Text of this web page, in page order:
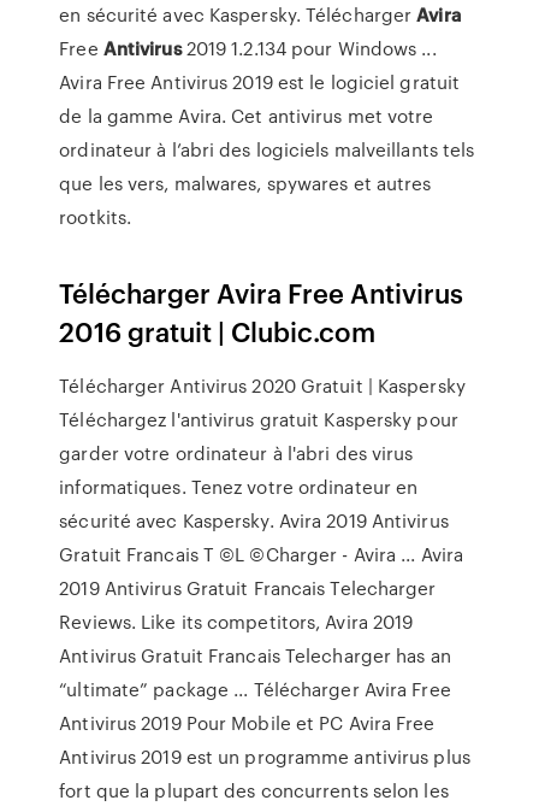
en sécurité avec Kaspersky. TéléchargerAvira
Free Antivirus2019 1.2.134 pour Windows ...
Avira Free Antivirus 2019 est le logiciel gratuit
de la gamme Avira. Cet antivirus met votre
ordinateur à l’abri des logiciels malveillants tels
que les vers, malwares, spywares et autres
rootkits.
Télécharger Avira Free Antivirus
2016 gratuit | Clubic.com
Télécharger Antivirus 2020 Gratuit | Kaspersky
Téléchargez l'antivirus gratuit Kaspersky pour
garder votre ordinateur à l'abri des virus
informatiques. Tenez votre ordinateur en
sécurité avec Kaspersky. Avira 2019 Antivirus
Gratuit Francais T ©L ©Charger - Avira ... Avira
2019 Antivirus Gratuit Francais Telecharger
Reviews. Like its competitors, Avira 2019
Antivirus Gratuit Francais Telecharger has an
“ultimate” package ... Télécharger Avira Free
Antivirus 2019 Pour Mobile et PC Avira Free
Antivirus 2019 est un programme antivirus plus
fort que la plupart des concurrents selon les